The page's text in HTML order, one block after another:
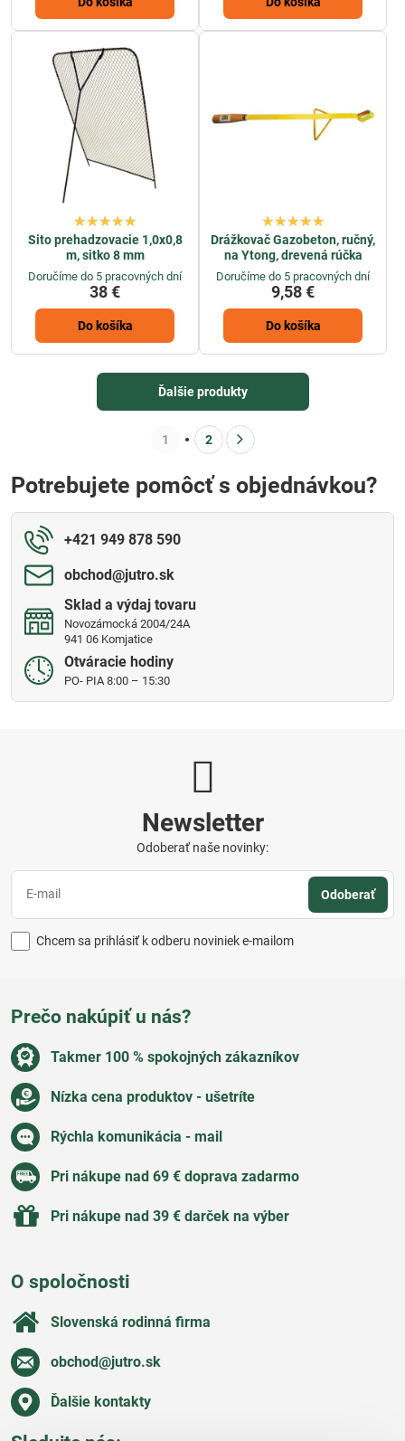
Sito prehadzovacie 1,0x0,8
m, sitko 8 mm
Doručíme do 5 pracovných dní
38 €
Do košíka
Drážkovač Gazobeton, ručný,
na Ytong, drevená rúčka
Doručíme do 5 pracovných dní
9,58 €
Do košíka
Ďalšie produkty
1 2
Potrebujete pomôcť s objednávkou?
+421 949 878 590
obchod​@jutro​.sk
Sklad a výdaj tovaru
Novozámocká 2004/24A
941 06 Komjatice
Otváracie hodiny
PO- PIA 8:00 – 15:30
Newsletter
Odoberať naše novinky:
Odoberať
Chcem sa prihlásiť k odberu noviniek e-mailom
Prečo nakúpiť u nás?
Takmer 100 % spokojných zákazníkov
Nízka cena produktov - ušetríte
Rýchla komunikácia - mail
Pri nákupe nad 69 € doprava zadarmo
Pri nákupe nad 39 € darček na výber
O spoločnosti
Slovenská rodinná firma
obchod​@jutro​.sk
Ďalšie kontakty